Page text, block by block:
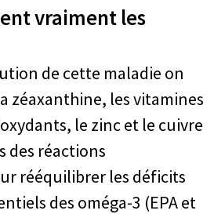
vraiment les
de cette maladie on
zéaxanthine, les vitamines
le zinc et le cuivre
des réactions
rééquilibrer les déficits
des oméga-3 (EPA et